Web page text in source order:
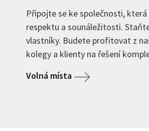
Připojte se ke společnosti,
respektu a sounáležitosti.
vlastníky. Budete profitovat z
kolegy a klienty na řešení
Volná místa